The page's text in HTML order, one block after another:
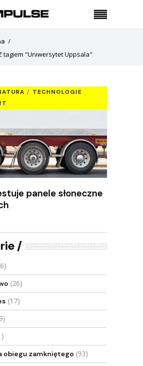
tagiem "Uniwersytet Uppsala"
TECHNOLOGIE
panele słoneczne
(26)
(17)
obiegu zamkniętego (93)